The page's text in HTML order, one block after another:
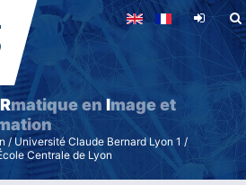
Skip
main
content
Rmatique en Image et
/ Université Claude Bernard Lyon 1 /
Centrale de Lyon